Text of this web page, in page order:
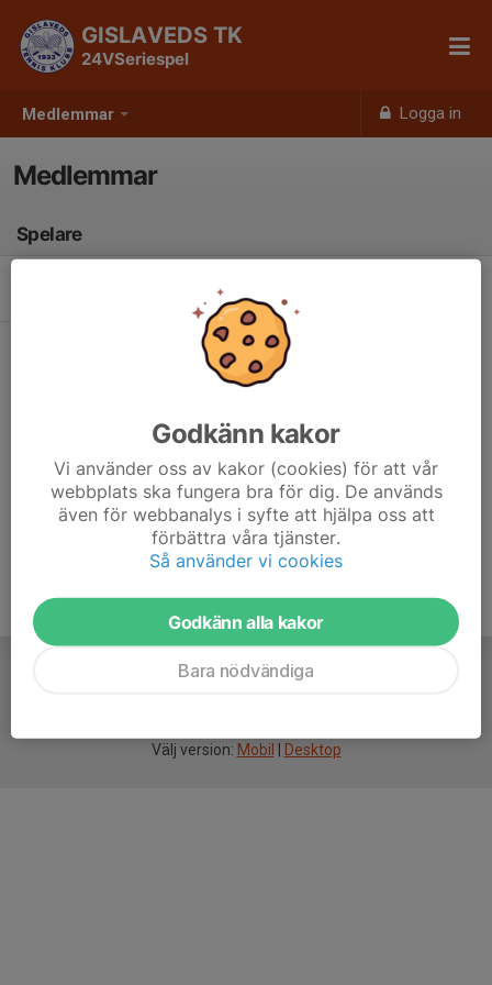
Medlemmar Logga in
GISLAVEDS TK
24VSeriespel
Medlemmar
Spelare
Det finns inga spelare
Välj version: Mobil Desktop
Godkänn kakor
Vi använder oss av kakor (cookies) för att vår
webbplats ska fungera bra för dig. De används
även för webbanalys i syfte att hjälpa oss att
förbättra våra tjänster.
Så använder vi cookies
Godkänn alla kakor
Bara nödvändiga